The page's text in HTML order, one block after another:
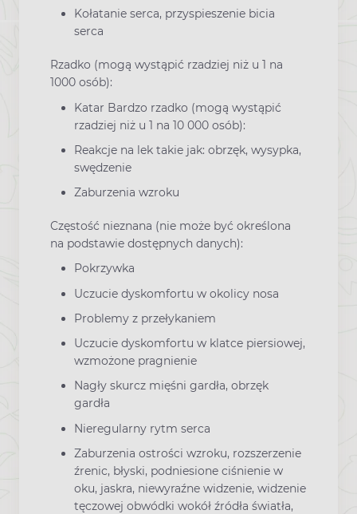
Kołatanie serca, przyspieszenie bicia
serca
Rzadko (mogą wystąpić rzadziej niż u 1 na
1000 osób):
Katar Bardzo rzadko (mogą wystąpić
rzadziej niż u 1 na 10 000 osób):
Reakcje na lek takie jak: obrzęk, wysypka,
swędzenie
Zaburzenia wzroku
Częstość nieznana (nie może być określona
na podstawie dostępnych danych):
Pokrzywka
Uczucie dyskomfortu w okolicy nosa
Problemy z przełykaniem
Uczucie dyskomfortu w klatce piersiowej,
wzmożone pragnienie
Nagły skurcz mięśni gardła, obrzęk
gardła
Nieregularny rytm serca
Zaburzenia ostrości wzroku, rozszerzenie
źrenic, błyski, podniesione ciśnienie w
oku, jaskra, niewyraźne widzenie, widzenie
tęczowej obwódki wokół źródła światła,